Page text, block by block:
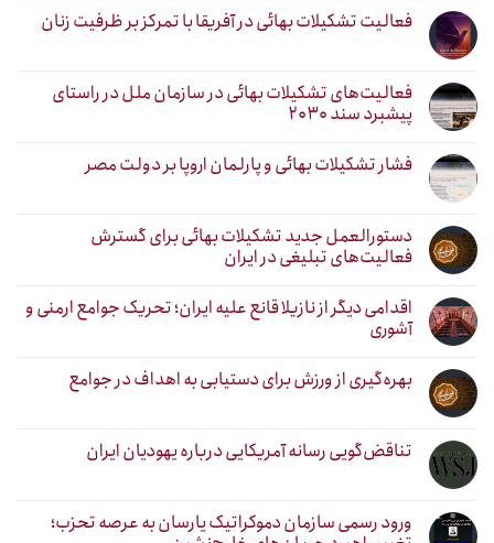
فعالیت تشکیلات بهائی در آفریقا با تمرکز بر ظرفیت زنان
فعالیت‌های تشکیلات بهائی در سازمان ملل در راستای
پیشبرد سند ۲۰۳۰
فشار تشکیلات بهائی و پارلمان اروپا بر دولت مصر
دستورالعمل جدید تشکیلات بهائی برای گسترش
فعالیت‌های تبلیغی در ایران
اقدامی دیگر از نازیلا قانع علیه ایران؛ تحریک جوامع ارمنی و
آشوری
بهره‌گیری از ورزش برای دستیابی به اهداف در جوامع
تناقض‌گویی رسانه آمریکایی درباره یهودیان ایران
ورود رسمی سازمان دموکراتیک یارسان به عرصه تحزب؛